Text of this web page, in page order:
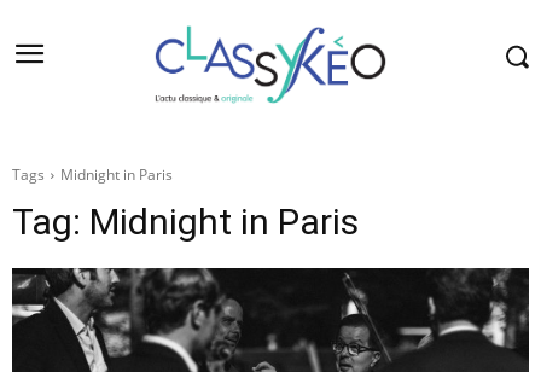
Tags Midnight in Paris
Tag: Midnight in Paris